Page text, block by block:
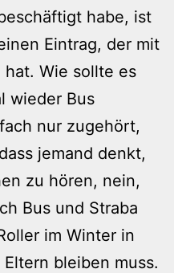
habe, ist
Eintrag, der mit
Wie sollte es
wieder Bus
nur zugehört,
jemand denkt,
zu hören, nein,
Bus und Straba
im Winter in
bleiben muss.